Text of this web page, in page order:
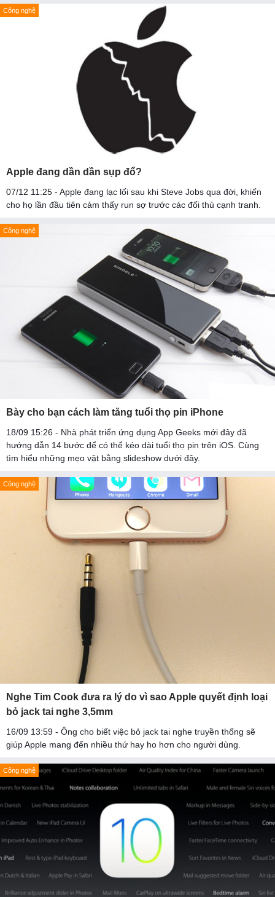
Công nghệ
Apple đang dần dần sụp đổ?
07/12 11:25 - Apple đang lạc lối sau khi Steve Jobs qua đời, khiến
cho họ lần đầu tiên cảm thấy run sợ trước các đối thủ cạnh tranh.
Công nghệ
Bày cho bạn cách làm tăng tuổi thọ pin iPhone
18/09 15:26 - Nhà phát triển ứng dụng App Geeks mới đây đã
hướng dẫn 14 bước để có thể kéo dài tuổi thọ pin trên iOS. Cùng
tìm hiểu những mẹo vặt bằng slideshow dưới đây.
Công nghệ
Nghe Tim Cook đưa ra lý do vì sao Apple quyết định loại
bỏ jack tai nghe 3,5mm
16/09 13:59 - Ông cho biết việc bỏ jack tai nghe truyền thống sẽ
giúp Apple mang đến nhiều thứ hay ho hơn cho người dùng.
Công nghệ